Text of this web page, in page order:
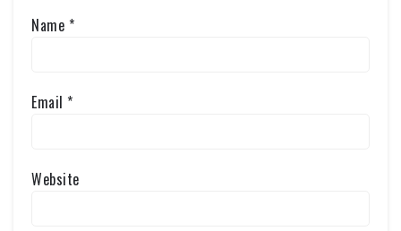
Name *
Email *
Website